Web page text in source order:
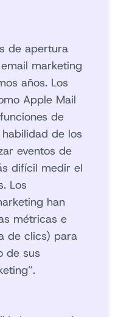
de apertura
marketing
años. Los
Apple Mail
de
de los
eventos de
difícil medir el
Los
han
métricas e
de clics) para
de sus